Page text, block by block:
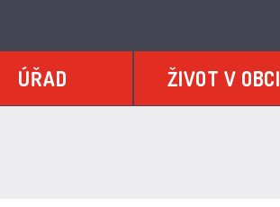
ÚŘAD ŽIVOT V OBCI